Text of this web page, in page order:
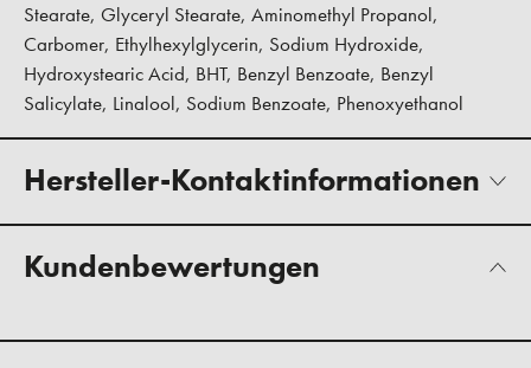
Stearate, Glyceryl Stearate, Aminomethyl Propanol,
Carbomer, Ethylhexylglycerin, Sodium Hydroxide,
Hydroxystearic Acid, BHT, Benzyl Benzoate, Benzyl
Salicylate, Linalool, Sodium Benzoate, Phenoxyethanol
Hersteller-Kontaktinformationen
Kundenbewertungen